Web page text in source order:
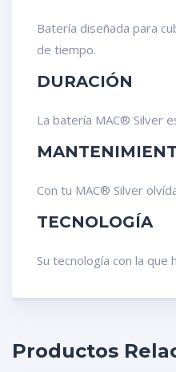
Batería diseñada para
de tiempo.
DURACIÓN
La batería MAC® Silver
Con tu MAC® Silver
TECNOLOGÍA
Su tecnología con la
Productos